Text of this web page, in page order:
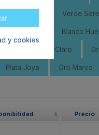
Verde
Blanco
Gris Claro
Plata Joya Oro Marco
Precio
y cookies